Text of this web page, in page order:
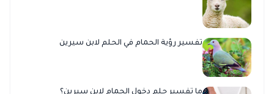
تفسير رؤية الحمام في الحلم لابن سيرين
ما تفسير حلم دخول الحمام لابن سيرين؟